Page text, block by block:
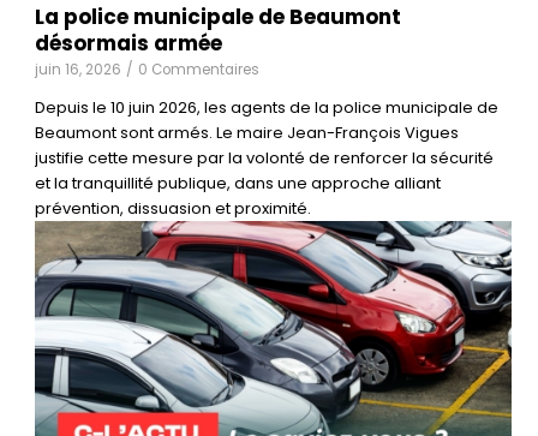
La police municipale de Beaumont
désormais armée
juin 16, 2026 / 0 Commentaires
Depuis le 10 juin 2026, les agents de la police municipale de
Beaumont sont armés. Le maire Jean-François Vigues
justifie cette mesure par la volonté de renforcer la sécurité
et la tranquillité publique, dans une approche alliant
prévention, dissuasion et proximité.